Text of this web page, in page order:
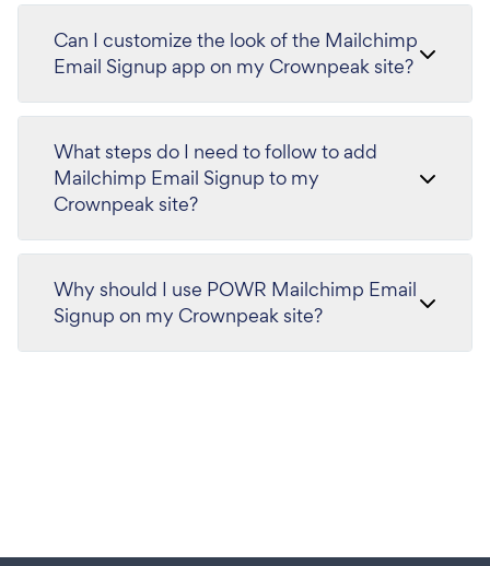
Can I customize the look of the Mailchimp
Email Signup app on my Crownpeak site?
What steps do I need to follow to add
Mailchimp Email Signup to my
Crownpeak site?
Why should I use POWR Mailchimp Email
Signup on my Crownpeak site?